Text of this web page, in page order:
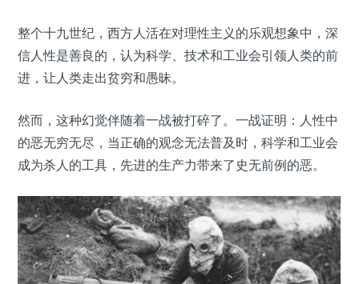
整个十九世纪，西方人活在对理性主义的乐观想象中，深
信人性是善良的，认为科学、技术和工业会引领人类的前
进，让人类走出贫穷和愚昧。
然而，这种幻觉伴随着一战被打碎了。一战证明：人性中
的恶无穷无尽，当正确的观念无法普及时，科学和工业会
成为杀人的工具，先进的生产力带来了史无前例的恶。